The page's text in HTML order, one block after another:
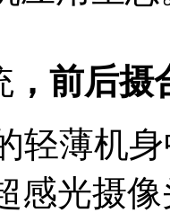
， 前后摄
轻薄机
感光摄